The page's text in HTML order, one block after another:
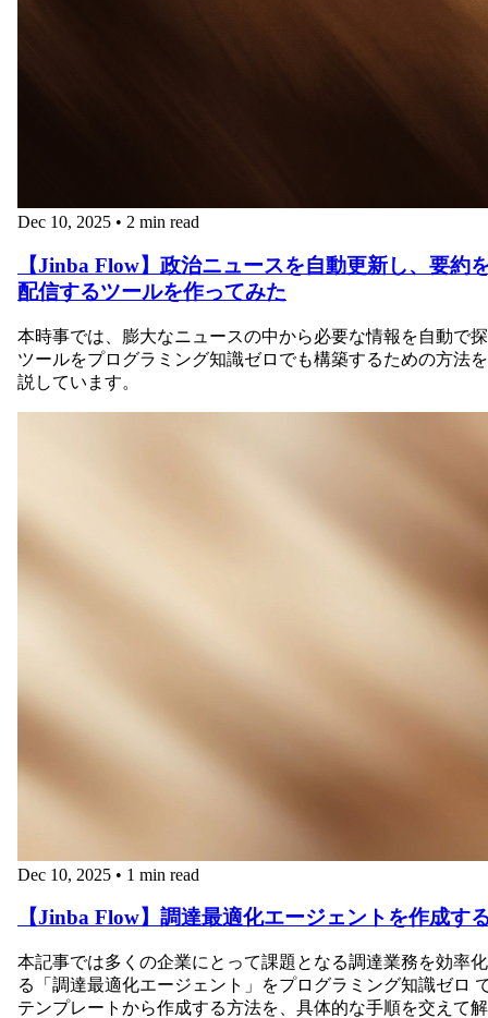
Dec 10, 2025 • 2 min read
【Jinba Flow】政治ニュースを自動更新し、要約
配信するツールを作ってみた
本時事では、膨大なニュースの中から必要な情報を自動で
ツールをプログラミング知識ゼロでも構築するための方法
説しています。
Dec 10, 2025 • 1 min read
【Jinba Flow】調達最適化エージェントを作成す
本記事では多くの企業にとって課題となる調達業務を効率
る「調達最適化エージェント」をプログラミング知識ゼロ
テンプレートから作成する方法を、具体的な手順を交えて